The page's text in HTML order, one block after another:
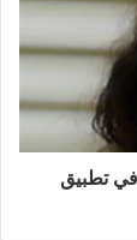
تطبيق